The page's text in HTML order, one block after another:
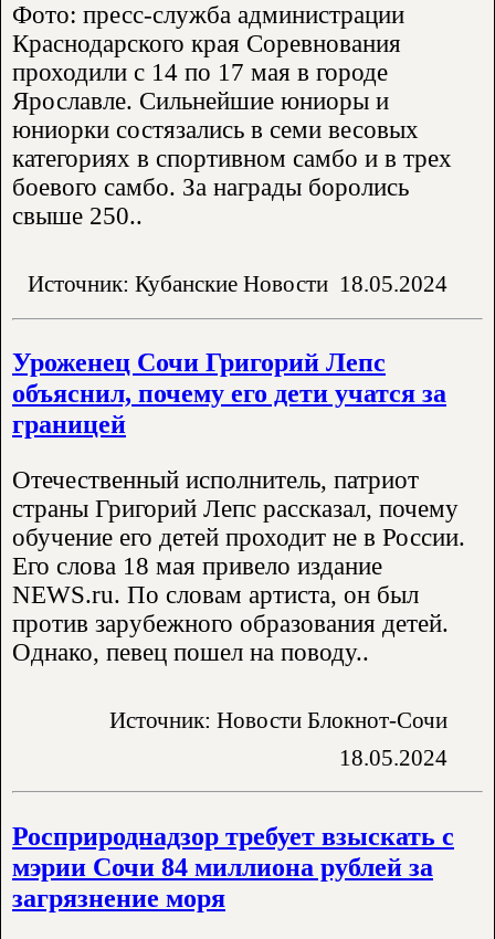
Фото: пресс-служба администрации
Краснодарского края Соревнования
проходили с 14 по 17 мая в городе
Ярославле. Сильнейшие юниоры и
юниорки состязались в семи весовых
категориях в спортивном самбо и в трех
боевого самбо. За награды боролись
свыше 250..
Источник: Кубанские Новости 18.05.2024
Уроженец Сочи Григорий Лепс
объяснил, почему его дети учатся за
границей
Отечественный исполнитель, патриот
страны Григорий Лепс рассказал, почему
обучение его детей проходит не в России.
Его слова 18 мая привело издание
NEWS.ru. По словам артиста, он был
против зарубежного образования детей.
Однако, певец пошел на поводу..
Источник: Новости Блокнот-Сочи
18.05.2024
Росприроднадзор требует взыскать с
мэрии Сочи 84 миллиона рублей за
загрязнение моря